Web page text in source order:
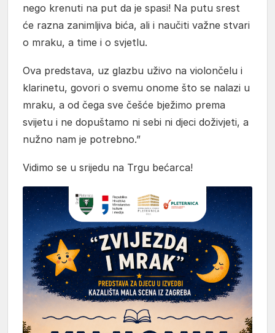
nego krenuti na put da je spasi! Na putu srest
će razna zanimljiva bića, ali i naučiti važne stvari
o mraku, a time i o svjetlu.
Ova predstava, uz glazbu uživo na violončelu i
klarinetu, govori o svemu onome što se nalazi u
mraku, a od čega sve češće bježimo prema
svijetu i ne dopuštamo ni sebi ni djeci doživjeti, a
nužno nam je potrebno.”
Vidimo se u srijedu na Trgu bećarca!